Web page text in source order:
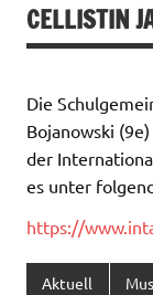
CELLISTIN
Die
Bojanowski
der
es unter
https://
Aktuell